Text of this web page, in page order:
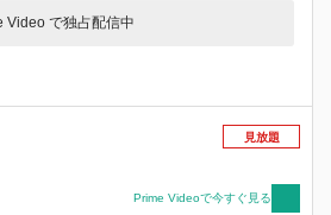
Video で独占配信中
見放題
Prime Videoで今すぐ見る